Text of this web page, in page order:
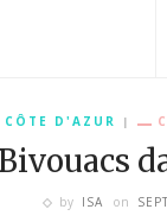
CÔTE D'AZUR
by ISA on